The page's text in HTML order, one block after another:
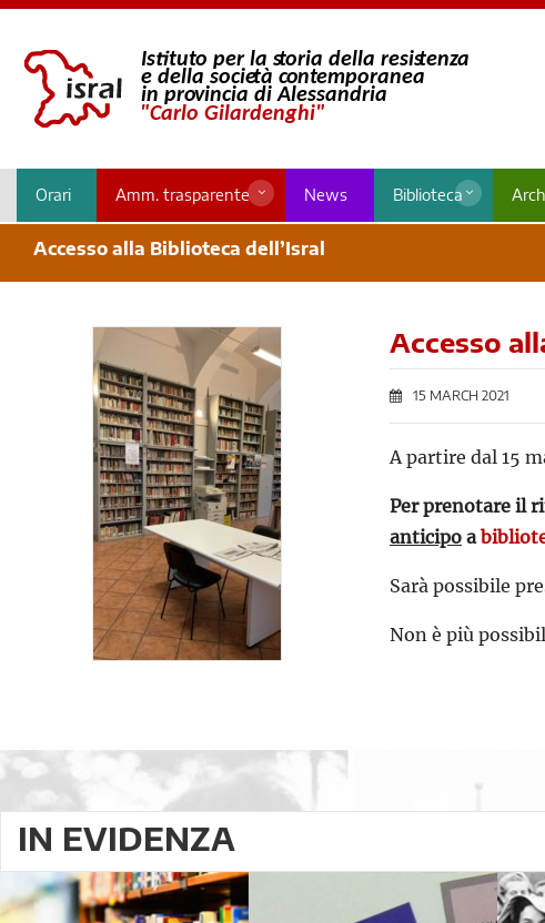
Orari Amm. trasparente News Biblioteca
Accesso alla Biblioteca dell’Isral
Accesso
15 MARCH 2021
A partire dal 15
Per prenotare il
anticipo a
Sarà possibile
Non è più
IN EVIDENZA